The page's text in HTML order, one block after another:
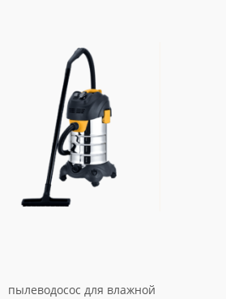
пылеводосос для влажной